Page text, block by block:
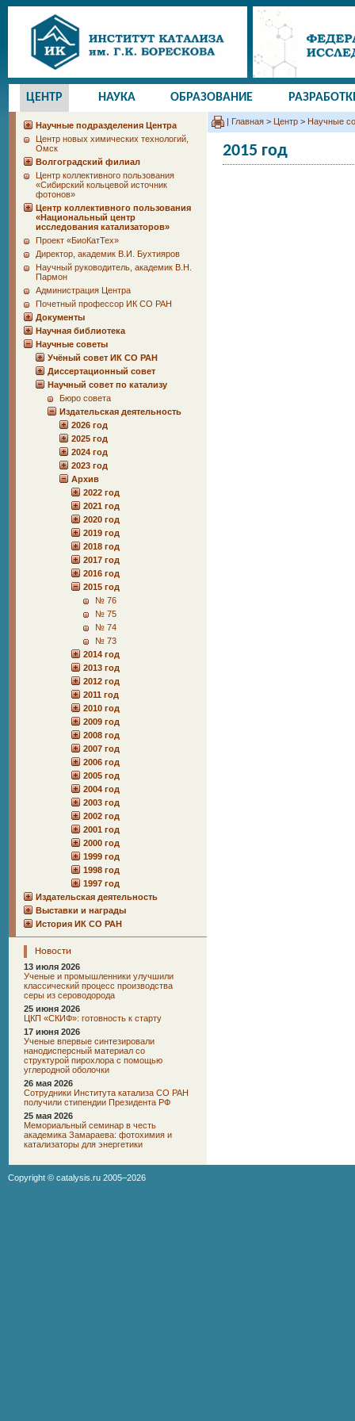
ЦЕНТР НАУКА ОБРАЗОВАНИЕ
Научные подразделения Центра
Центр новых химических технологий,
Омск
Волгоградский филиал
Центр коллективного пользования
«Сибирский кольцевой источник
фотонов»
Центр коллективного пользования
«Национальный центр
исследования катализаторов»
Проект «БиоКатТех»
Директор, академик В.И. Бухтияров
Научный руководитель, академик В.Н.
Пармон
Администрация Центра
Почетный профессор ИК СО РАН
Документы
Научная библиотека
Научные советы
Учёный совет ИК СО РАН
Диссертационный совет
Научный совет по катализу
Бюро совета
Издательская деятельность
2026 год
2025 год
2024 год
2023 год
Архив
2022 год
2021 год
2020 год
2019 год
2018 год
2017 год
2016 год
2015 год
№ 76
№ 75
№ 74
№ 73
2014 год
2013 год
2012 год
2011 год
2010 год
2009 год
2008 год
2007 год
2006 год
2005 год
2004 год
2003 год
2002 год
2001 год
2000 год
1999 год
1998 год
1997 год
Издательская деятельность
Выставки и награды
История ИК СО РАН
Новости
13 июля 2026
Ученые и промышленники улучшили
классический процесс производства
серы из сероводорода
25 июня 2026
ЦКП «СКИФ»: готовность к старту
17 июня 2026
Ученые впервые синтезировали
нанодисперсный материал со
структурой пирохлора с помощью
углеродной оболочки
26 мая 2026
Сотрудники Института катализа СО РАН
получили стипендии Президента РФ
25 мая 2026
Мемориальный семинар в честь
академика Замараева: фотохимия и
катализаторы для энергетики
| Главная > Центр > Научные
2015 год
Copyright © catalysis.ru 2005–2026